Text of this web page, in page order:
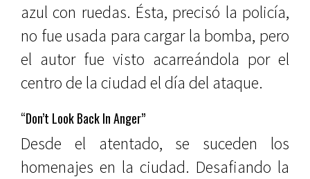
azul con ruedas. Ésta, precisó la policía,
no fue usada para cargar la bomba, pero
el autor fue visto acarreándola por el
centro de la ciudad el día del ataque.
“Don’t Look Back In Anger”
Desde el atentado, se suceden los
homenajes en la ciudad. Desafiando la